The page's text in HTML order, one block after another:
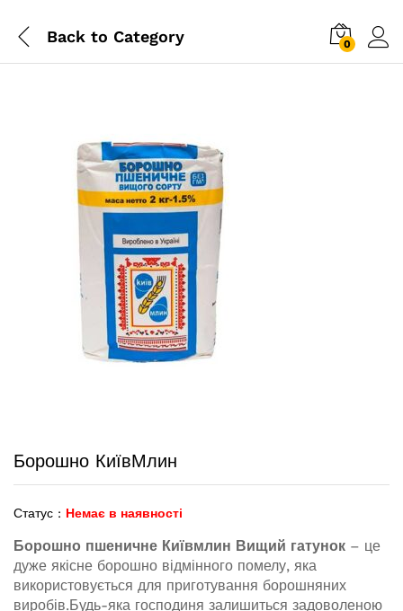
Back to Category 0
Борошно КиївМлин
Статус : Немає в наявності
Борошно пшеничне Київмлин Вищий гатунок – це
дуже якісне борошно відмінного помелу, яка
використовується для приготування борошняних
виробів.Будь-яка господиня залишиться задоволеною